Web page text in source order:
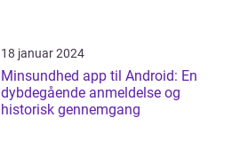
18 januar 2024
Minsundhed app til Android: En
dybdegående anmeldelse og
historisk gennemgang